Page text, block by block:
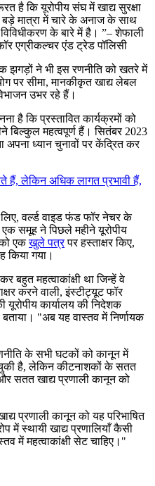
है कि यूरोपीय संघ में खाद्य सुरक्षा
मात्रा में चारे के अनाज के साथ
के बारे में है।
– शेफाली
एग्रीकल्चर एंड ट्रेड पॉलिसी
झगड़ों ने भी इस रणनीति को खतरे में
पर सीमा, मानकीकृत खाद्य लेबल
उभर रहे हैं।
है कि प्रस्तावित कार्यक्रमों को
महत्वपूर्ण हैं। सितंबर 2023
अपना ध्यान चुनावों पर केंद्रित कर
हैं, लेकिन अधिक लागत प्रभावी हैं,
वर्ल्ड वाइड फंड फॉर नेचर के
समूह ने पिछले महीने यूरोपीय
को एकखुले पत्रपर हस्ताक्षर किए,
किया गया।
महत्वाकांक्षी था जिन्हें वे
करने वाली, इंस्टीट्यूट फॉर
यूरोपीय कार्यालय की निदेशक
"अब यह वास्तव में निर्णायक
के सभी घटकों को कानून में
है, लेकिन कीटनाशकों के सतत
सतत खाद्य प्रणाली कानून को
प्रणाली कानून को यह परिभाषित
स्थायी खाद्य प्रणालियाँ कैसी
में महत्वाकांक्षी सेट चाहिए।"